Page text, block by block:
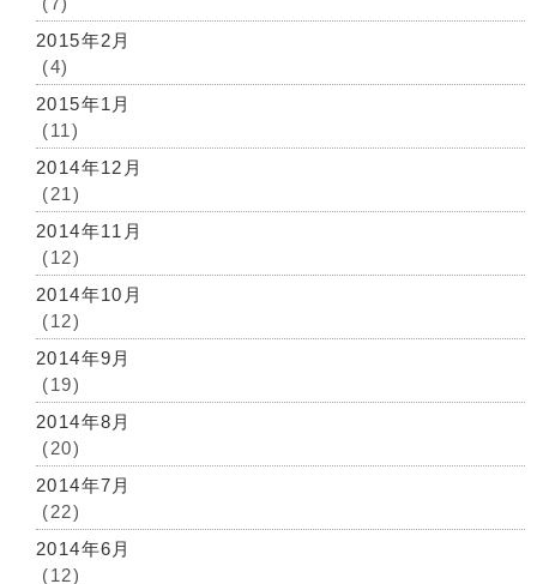
2015年2月
(4)
2015年1月
(11)
2014年12月
(21)
2014年11月
(12)
2014年10月
(12)
2014年9月
(19)
2014年8月
(20)
2014年7月
(22)
2014年6月
(12)